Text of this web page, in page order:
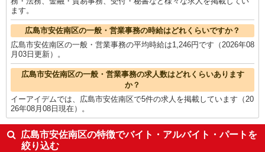
ます。
広島市安佐南区の一般・営業事務の時給はどれくらいですか？
広島市安佐南区の一般・営業事務の平均時給は1,246円です（2026年08
月03日更新）。
広島市安佐南区の一般・営業事務の求人数はどれくらいあります
か？
イーアイデムでは、広島市安佐南区で5件の求人を掲載しています（20
26年08月08日現在）。
広島市安佐南区の特徴でバイト・アルバイト・パートを
絞り込む